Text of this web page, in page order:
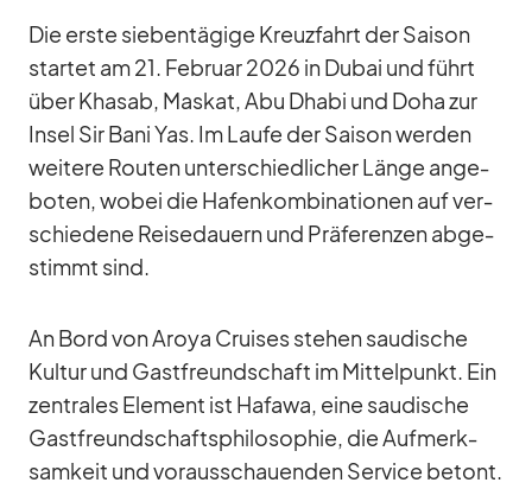
Die erste sie­ben­tä­gige Kreuz­fahrt der Sai­son
star­tet am 21. Fe­bruar 2026 in Du­bai und führt
über Khasab, Mas­kat, Abu Dhabi und Doha zur
In­sel Sir Bani Yas. Im Laufe der Sai­son wer­den
wei­tere Rou­ten un­ter­schied­li­cher Länge an­ge­
bo­ten, wo­bei die Ha­fen­kom­bi­na­tio­nen auf ver­
schie­dene Rei­se­dau­ern und Prä­fe­ren­zen ab­ge­
stimmt sind.
An Bord von Aroya Crui­ses ste­hen sau­di­sche
Kul­tur und Gast­freund­schaft im Mit­tel­punkt. Ein
zen­tra­les Ele­ment ist Ha­fawa, eine sau­di­sche
Gast­freund­schafts­phi­lo­so­phie, die Auf­merk­
sam­keit und vor­aus­schau­en­den Ser­vice be­tont.